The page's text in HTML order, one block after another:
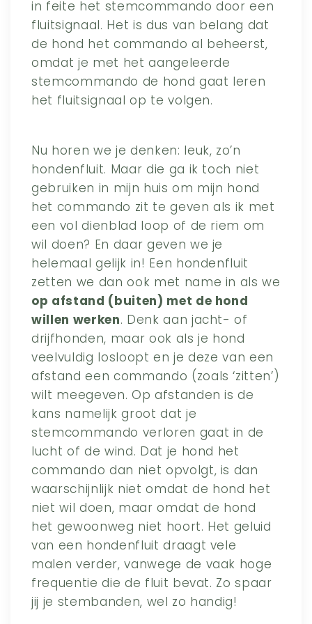
in feite het stemcommando door een
fluitsignaal. Het is dus van belang dat
de hond het commando al beheerst,
omdat je met het aangeleerde
stemcommando de hond gaat leren
het fluitsignaal op te volgen.
Nu horen we je denken: leuk, zo’n
hondenfluit. Maar die ga ik toch niet
gebruiken in mijn huis om mijn hond
het commando zit te geven als ik met
een vol dienblad loop of de riem om
wil doen? En daar geven we je
helemaal gelijk in! Een hondenfluit
zetten we dan ook met name in als we
op afstand (buiten) met de hond
willen werken. Denk aan jacht- of
drijfhonden, maar ook als je hond
veelvuldig losloopt en je deze van een
afstand een commando (zoals ‘zitten’)
wilt meegeven. Op afstanden is de
kans namelijk groot dat je
stemcommando verloren gaat in de
lucht of de wind. Dat je hond het
commando dan niet opvolgt, is dan
waarschijnlijk niet omdat de hond het
niet wil doen, maar omdat de hond
het gewoonweg niet hoort. Het geluid
van een hondenfluit draagt vele
malen verder, vanwege de vaak hoge
frequentie die de fluit bevat. Zo spaar
jij je stembanden, wel zo handig!